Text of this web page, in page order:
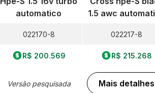
automatico
022170-8
R$ 200.569
Versão pesquisada
1.5 awc
022217-8
R$ 215.268
Mais detalhes